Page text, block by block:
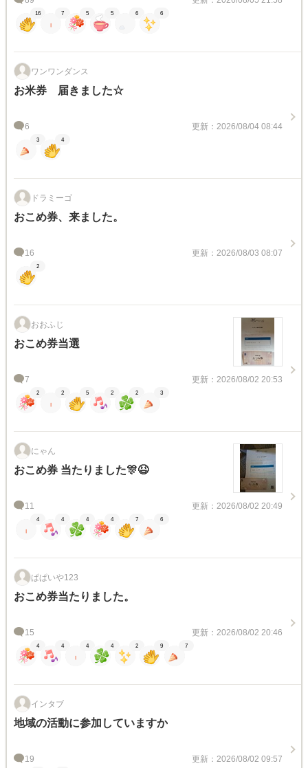
16 7 5 5 6 6
ワンワンダンス
お米券 届きました☆
6 更新：2026/08/04 08:44
3 4
ドラミーゴ
おこめ券、来ました。
16 更新：2026/08/03 08:07
2
おおふじ
おこめ券当選
7 更新：2026/08/02 20:53
2 2 5 2 2 3
にゃん
おこめ券 当たりました🎊😆
11 更新：2026/08/02 20:49
4 4 4 4 7 6
ぱぱいや123
おこめ券当たりました。
15 更新：2026/08/02 20:46
4 4 4 4 2 9 7
インタブ
地域の活動に参加していますか
19 更新：2026/08/02 09:57